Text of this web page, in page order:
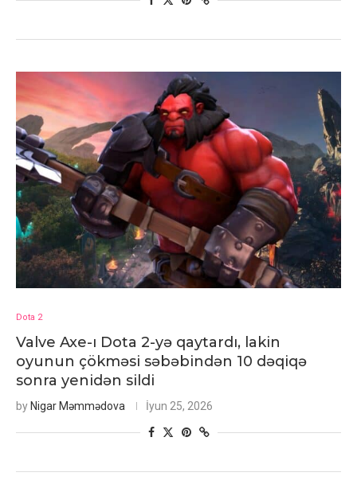
Dota 2
Valve Axe-ı Dota 2-yə qaytardı, lakin
oyunun çökməsi səbəbindən 10 dəqiqə
sonra yenidən sildi
by Nigar Məmmədova İyun 25, 2026